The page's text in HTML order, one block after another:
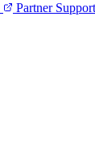
Partner